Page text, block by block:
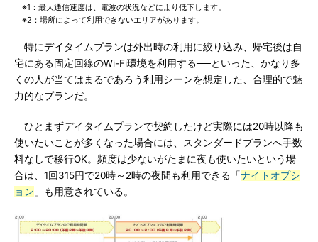
※1：最大通信速度は、電波の状況などにより低下します。
※2：場所によって利用できないエリアがあります。
特にデイタイムプランは外出時の利用に絞り込み、帰宅後は自
宅にある固定回線のWi-Fi環境を利用する──といった、かなり多
くの人が当てはまるであろう利用シーンを想定した、合理的で魅
力的なプランだ。
ひとまずデイタイムプランで契約したけど実際には20時以降も
使いたいことが多くなった場合には、スタンダードプランへ手数
料なしで移行OK。頻度は少ないがたまに夜も使いたいという場
合は、1回315円で20時～2時の夜間も利用できる「ナイトオプシ
ョン 」も用意されている。